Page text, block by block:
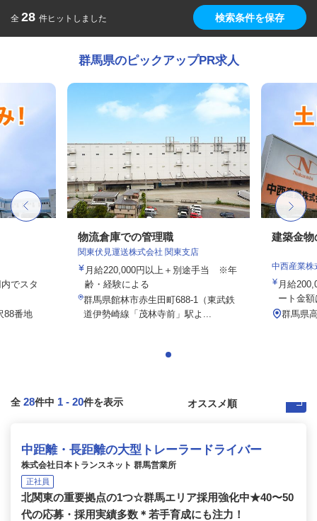
全 28 件ヒットしました 検索条件を保存
群馬県のピックアップPR求人
でスタ
88番地
物流倉庫での管理職
関東伏見運送株式会社 関東支店
月給220,000円以上＋別途手当 ※年
齢・経験による
群馬県館林市赤生田町688-1（東武鉄
道伊勢崎線「茂林寺前」駅よ...
建築金物
中西産業
月給
ート金
群馬県
全 28件中 1 - 20件を表示
中距離・長距離の大型トレーラードライバー
株式会社日本トランスネット 群馬営業所
正社員
北関東の重要拠点の1つ☆群馬エリア採用強化中★40〜50
代の応募・採用実績多数＊若手育成にも注力！